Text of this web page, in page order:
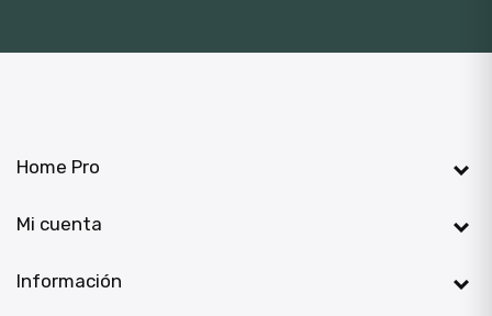
Home Pro 
Mi cuenta 
Información 